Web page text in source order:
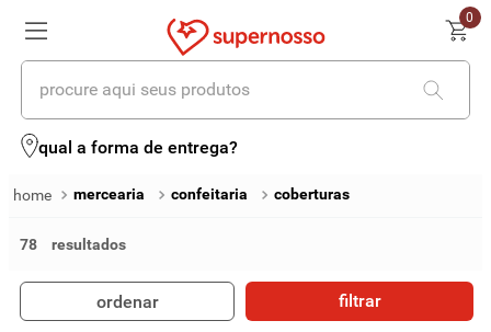
0
procure aqui seus produtos
qual a forma de entrega?
mercearia confeitaria coberturas
78
ordenar filtrar
termos mais buscados
4º iogurte